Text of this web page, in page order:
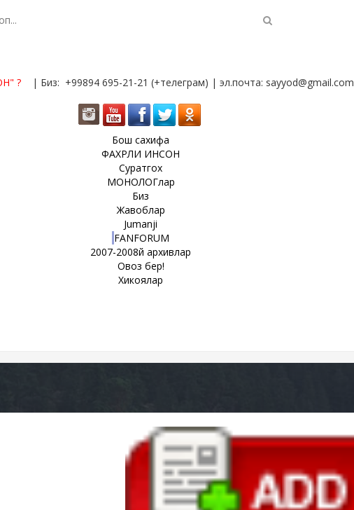
? | Биз: +99894 695-21-21 (+телеграм) | эл.почта: sayyod@gmail.com
Бош сахифа
ФАХРЛИ ИНСОН
Суратгох
МОНОЛОГлар
Биз
Жавоблар
Jumanji
FANFORUM
2007-2008й архивлар
Овоз бер!
Хикоялар